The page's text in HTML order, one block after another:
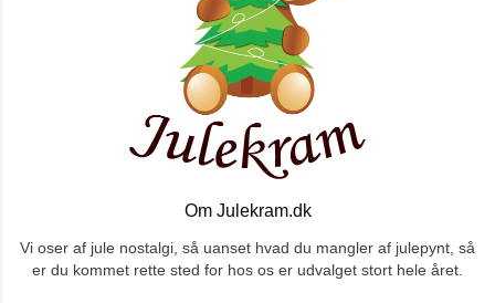
Om Julekram.dk
Vi oser af jule nostalgi, så uanset hvad du mangler af julepynt, så
er du kommet rette sted for hos os er udvalget stort hele året.